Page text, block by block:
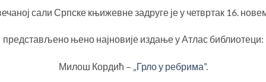
сали Српске књижевне задруге је у четвртак 16.
представљено њено најновије издање у Атлас библиотеци:
Милош Кордић – „Грло у ребрима”.